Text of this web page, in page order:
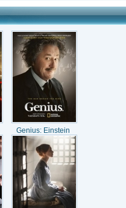
Genius: Einstein